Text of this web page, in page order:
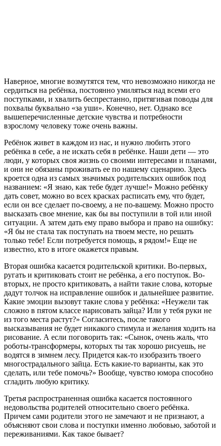
Наверное, многие возмутятся тем, что невозможно никогда не
сердиться на ребёнка, постоянно умиляться над всеми его
поступками, и хвалить беспрестанно, притягивая поводы для
похвалы буквально «за уши». Конечно, нет. Однако все
вышеперечисленные детские чувства и потребности
взрослому человеку тоже очень важны.
Ребёнок живет в каждом из нас, и нужно любить этого
ребёнка в себе, а не искать себя в ребёнке. Наши дети — это
люди, у которых своя жизнь со своими интересами и планами,
и они не обязаны проживать ее по нашему сценарию. Здесь
кроется одна из самых значимых родительских ошибок под
названием: «Я знаю, как тебе будет лучше!» Можно ребёнку
дать совет, можно во всех красках расписать ему, что будет,
если он все сделает по-своему, а не по-вашему. Можно просто
высказать свое мнение, как бы вы поступили в той или иной
ситуации. А затем дать ему право выбора и право на ошибку:
«Я бы не стала так поступать на твоем месте, но решать
только тебе! Если потребуется помощь, я рядом!» Еще не
известно, кто в итоге окажется правым.
Вторая ошибка касается родительской критики. Во-первых,
ругать и критиковать стоит не ребёнка, а его поступок. Во-
вторых, не просто критиковать, а найти такие слова, которые
дадут толчок на исправление ошибок и дальнейшее развитие.
Какие эмоции вызовут такие слова у ребёнка: «Неужели так
сложно в пятом классе нарисовать зайца? Или у тебя руки не
из того места растут?» Согласитесь, после такого
высказывания не будет никакого стимула и желания ходить на
рисование. А если поговорить так: «Сынок, очень жаль, что
роботы-трансформеры, которых ты так хорошо рисуешь, не
водятся в зимнем лесу. Придется как-то изобразить твоего
многострадального зайца. Есть какие-то варианты, как это
сделать, или тебе помочь?» Вообще, чувство юмора способно
сгладить любую критику.
Третья распространенная ошибка касается постоянного
недовольства родителей относительно своего ребёнка.
Причем сами родители этого не замечают и не признают, а
объясняют свои слова и поступки именно любовью, заботой и
переживаниями. Как такое бывает?